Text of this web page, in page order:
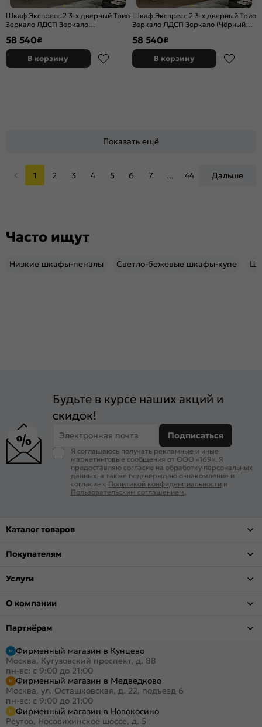
Шкаф Экспресс 2 3-х дверный Трио
Зеркало ЛДСП Зеркало
Табачный 2400x2400x450
58 540₽
В корзину
Шкаф Экспресс 2 3-х дверный Трио
Зеркало ЛДСП Зеркало (Чёрный
2400x2400x450
58 540₽
В корзину
Показать ещё
1 2 3 4 5 6 7 ... 44 Дальше
Часто ищут
Низкие шкафы-пеналы Светло-бежевые шкафы-купе
Будьте в курсе наших акций и
скидок!
Электронная почта Подписаться
Я соглашаюсь получать рекламные и иные
маркетинговые сообщения от ООО «169». Я
предоставляю согласие на обработку персональных
данных, а также подтверждаю ознакомление и
согласие с Политикой конфиденциальности и
Пользовательским соглашением
Каталог товаров
Покупателям
Услуги
О компании
Партнёрам
Фирменный магазин в Кунцево
Москва, Кутузовский проспект, д. 88
пн-вс: с 9:00 до 21:00
Фирменный магазин в Медведково
Москва, ул. Осташковская, д. 22, подъезд 6
пн-вс: с 9:00 до 21:00
Фирменный магазин в Новокосино
Реутов, Носовихинское шоссе, д. 5